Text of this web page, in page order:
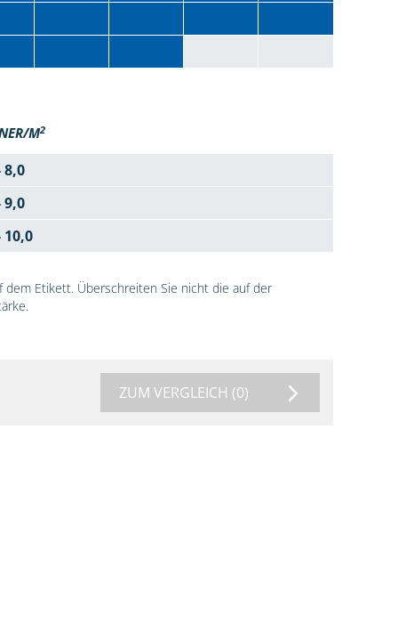
M2
8,0
9,0
10,0
Etikett. Überschreiten Sie nicht die auf der
ZUM VERGLEICH (0)